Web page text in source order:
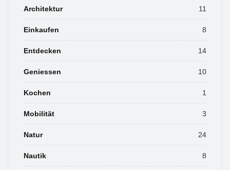
Architektur 11
Einkaufen 8
Entdecken 14
Geniessen 10
Kochen 1
Mobilität 3
Natur 24
Nautik 8